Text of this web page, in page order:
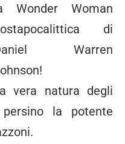
Wonder Woman
di
Warren
vera natura degli
la potente